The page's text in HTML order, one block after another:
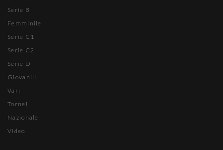
Serie B
Femminile
Serie C1
Serie C2
Serie D
Giovanili
Vari
Tornei
Nazionale
Video